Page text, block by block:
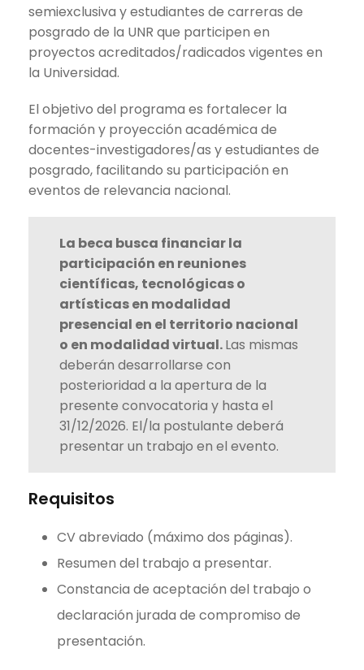
semiexclusiva y estudiantes de carreras de
posgrado de la UNR que participen en
proyectos acreditados/radicados vigentes en
la Universidad.
El objetivo del programa es fortalecer la
formación y proyección académica de
docentes-investigadores/as y estudiantes de
posgrado, facilitando su participación en
eventos de relevancia nacional.
La beca busca financiar la
participación en reuniones
científicas, tecnológicas o
artísticas en modalidad
presencial en el territorio nacional
o en modalidad virtual.Las mismas
deberán desarrollarse con
posterioridad a la apertura de la
presente convocatoria y hasta el
31/12/2026. El/la postulante deberá
presentar un trabajo en el evento.
Requisitos
CV abreviado (máximo dos páginas).
Resumen del trabajo a presentar.
Constancia de aceptación del trabajo o
declaración jurada de compromiso de
presentación.